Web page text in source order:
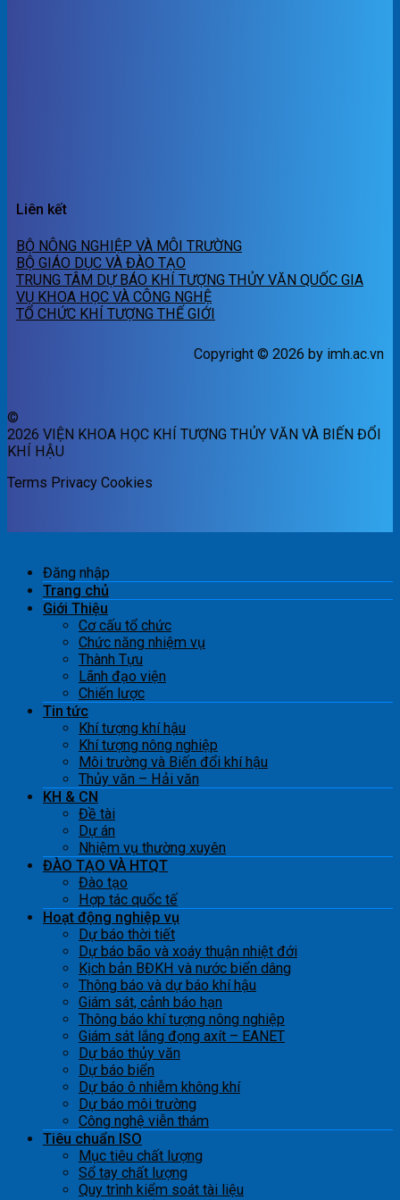
Liên kết
BỘ NÔNG NGHIỆP VÀ MÔI TRƯỜNG
BỘ GIÁO DỤC VÀ ĐÀO TẠO
TRUNG TÂM DỰ BÁO KHÍ TƯỢNG THỦY VĂN QUỐC GIA
VỤ KHOA HỌC VÀ CÔNG NGHỆ
TỔ CHỨC KHÍ TƯỢNG THẾ GIỚI
Copyright © 2026 by imh.ac.vn
©
2026 VIỆN KHOA HỌC KHÍ TƯỢNG THỦY VĂN VÀ BIẾN ĐỔI
KHÍ HẬU
Terms Privacy Cookies
Đăng nhập
Trang chủ
Giới Thiệu
Cơ cấu tổ chức
Chức năng nhiệm vụ
Thành Tựu
Lãnh đạo viện
Chiến lược
Tin tức
Khí tượng khí hậu
Khí tượng nông nghiệp
Môi trường và Biến đổi khí hậu
Thủy văn – Hải văn
KH & CN
Đề tài
Dự án
Nhiệm vụ thường xuyên
ĐÀO TẠO VÀ HTQT
Đào tạo
Hợp tác quốc tế
Hoạt động nghiệp vụ
Dự báo thời tiết
Dự báo bão và xoáy thuận nhiệt đới
Kịch bản BĐKH và nước biển dâng
Thông báo và dự báo khí hậu
Giám sát, cảnh báo hạn
Thông báo khí tượng nông nghiệp
Giám sát lắng đọng axít – EANET
Dự báo thủy văn
Dự báo biển
Dự báo ô nhiễm không khí
Dự báo môi trường
Công nghệ viễn thám
Tiêu chuẩn ISO
Mục tiêu chất lượng
Sổ tay chất lượng
Quy trình kiểm soát tài liệu